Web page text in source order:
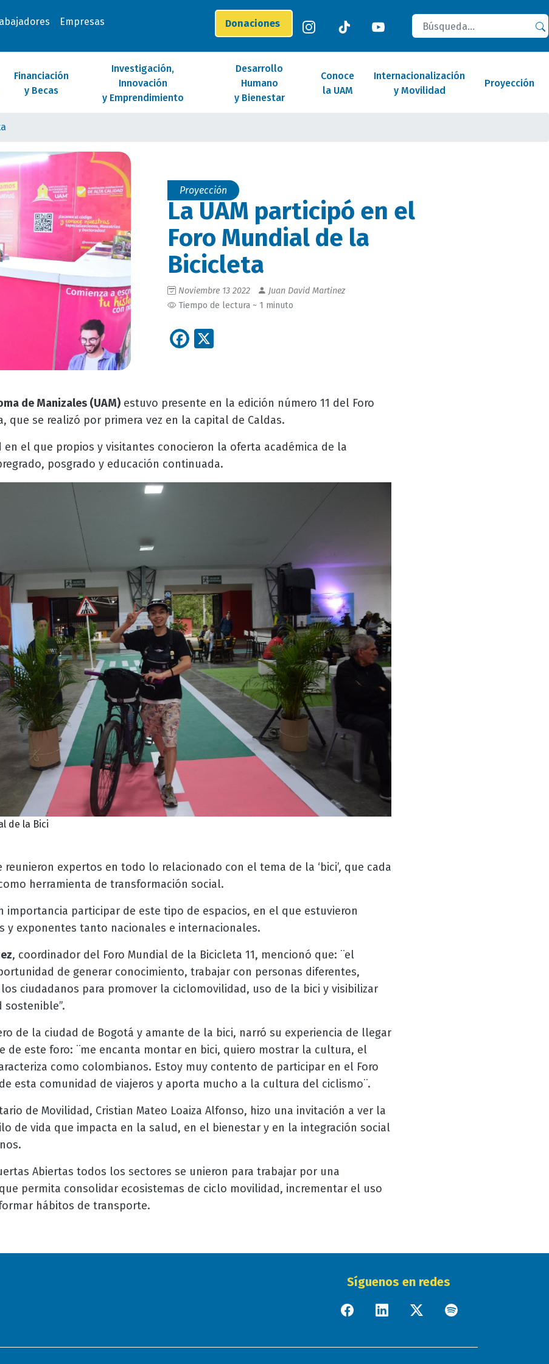
Empresas Donaciones
Buscar
Financiación
y Becas
Investigación,
Innovación
y Emprendimiento
Desarrollo
Humano
y Bienestar
Conoce
la UAM
Internacionalización
y Movilidad
Proyección
Proyección
La UAM participó en el
Foro Mundial de la
Bicicleta
Noviembre 13 2022
Juan David Martinez
Tiempo de lectura ~ 1 minuto
Facebook
de Manizales (UAM)estuvo presente en la edición número 11 del Foro
que se realizó por primera vez en la capital de Caldas.
el que propios y visitantes conocieron la oferta académica de la
posgrado y educación continuada.
de la Bici
reunieron expertos en todo lo relacionado con el tema de la ‘bici’, que cada
herramienta de transformación social.
importancia participar de este tipo de espacios, en el que estuvieron
y exponentes tanto nacionales e internacionales.
, coordinador del Foro Mundial de la Bicicleta 11, mencionó que: ¨el
de generar conocimiento, trabajar con personas diferentes,
ciudadanos para promover la ciclomovilidad, uso de la bici y visibilizar
sostenible”.
de la ciudad de Bogotá y amante de la bici, narró su experiencia de llegar
de este foro: ¨me encanta montar en bici, quiero mostrar la cultura, el
como colombianos. Estoy muy contento de participar en el Foro
esta comunidad de viajeros y aporta mucho a la cultura del ciclismo¨.
de Movilidad, Cristian Mateo Loaiza Alfonso, hizo una invitación a ver la
de vida que impacta en la salud, en el bienestar y en la integración social
Abiertas todos los sectores se unieron para trabajar por una
permita consolidar ecosistemas de ciclo movilidad, incrementar el uso
hábitos de transporte.
Síguenos en redes